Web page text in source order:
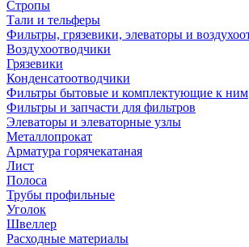
Стропы
Тали и тельферы
Фильтры, грязевики, элеваторы и
Воздухоотводчики
Грязевики
Конденсатоотводчики
Фильтры бытовые и комплектующие к ним
Фильтры и запчасти для фильтров
Элеваторы и элеваторные узлы
Металлопрокат
Арматура горячекатаная
Лист
Полоса
Трубы профильные
Уголок
Швеллер
Расходные материалы